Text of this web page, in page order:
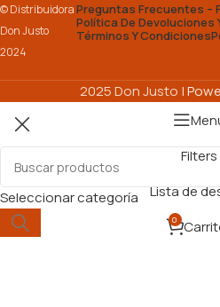
© Distribuidora
Don Justo
2024
Preguntas Frecuentes –
Política De Devoluciones
Términos Y Condiciones
2025 Don Justo |
Seleccionar categoría
Filters
Lista de
0